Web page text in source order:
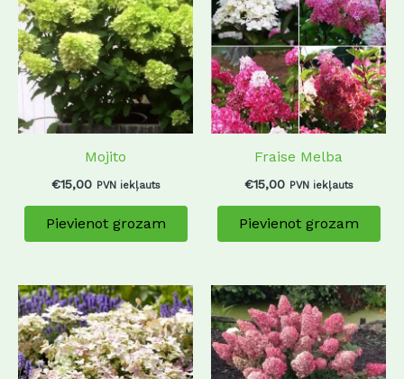
Mojito
€15,00 PVN iekļauts
Pievienot grozam
Fraise Melba
€15,00 PVN iekļauts
Pievienot grozam